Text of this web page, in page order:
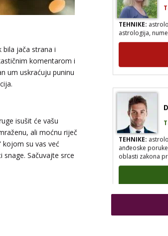
bila jača strana i
komentarom i
um uskraćuju puninu
isušit će vašu
ali moćnu riječ
kojom su vas već
Sačuvajte srce
TEHNIKE:
astrologija,
TEHNIKE:
anđeoske
oblasti zakona